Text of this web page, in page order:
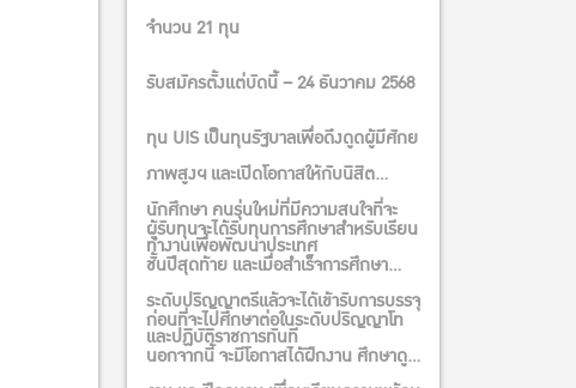
จํานวน 21 ทุน
รับสมัครตั้งแต่บัดนี้ – 24 ธันวาคม 2568
ทุน UIS เป็นทุนรัฐบาลเพื่อดึงดูดผู้มีศักย
ภาพสูงฯ และเปิดโอกาสให้กับนิสิต
นักศึกษา คนรุ่นใหม่ที่มีความสนใจที่จะ
ทำงานเพื่อพัฒนาประเทศ
ผู้รับทุนจะได้รับทุนการศึกษาสำหรับเรียน
ชั้นปีสุดท้าย และเมื่อสำเร็จการศึกษา
ระดับปริญญาตรีแล้วจะได้เข้ารับการบรรจุ
และปฏิบัติราชการทันที
ก่อนที่จะไปศึกษาต่อในระดับปริญญาโท
นอกจากนี้ จะมีโอกาสได้ฝึกงาน ศึกษาดู